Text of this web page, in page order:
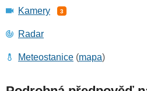
Kamery 3
Radar
Meteostanice (mapa)